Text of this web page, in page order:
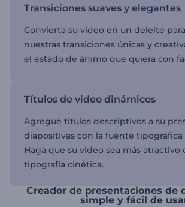
Transiciones suaves y elegantes
Convierta su video en un deleite
nuestras transiciones únicas y
el estado de ánimo que quiera con
Títulos de video dinámicos
Agregue títulos descriptivos a su
diapositivas con la fuente tipográfica
Haga que su video sea más atractivo
tipografía cinética.
Creador de presentaciones de
simple y fácil de